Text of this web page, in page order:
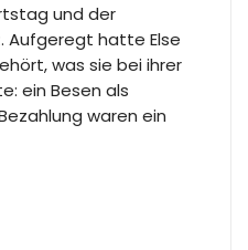
und der
Aufgeregt hatte Else
was sie bei ihrer
ein Besen als
waren ein